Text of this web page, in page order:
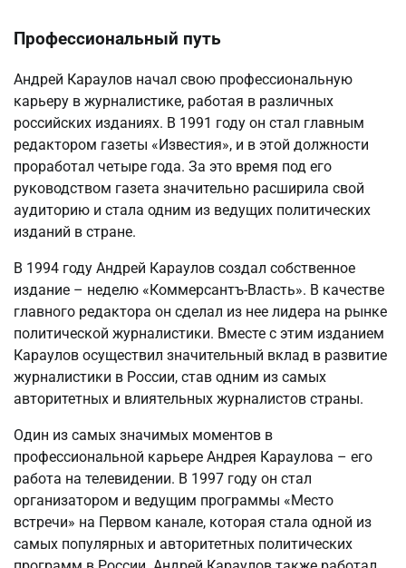
Профессиональный путь
Андрей Караулов начал свою профессиональную
карьеру в журналистике, работая в различных
российских изданиях. В 1991 году он стал главным
редактором газеты «Известия», и в этой должности
проработал четыре года. За это время под его
руководством газета значительно расширила свой
аудиторию и стала одним из ведущих политических
изданий в стране.
В 1994 году Андрей Караулов создал собственное
издание – неделю «Коммерсантъ-Власть». В качестве
главного редактора он сделал из нее лидера на рынке
политической журналистики. Вместе с этим изданием
Караулов осуществил значительный вклад в развитие
журналистики в России, став одним из самых
авторитетных и влиятельных журналистов страны.
Один из самых значимых моментов в
профессиональной карьере Андрея Караулова – его
работа на телевидении. В 1997 году он стал
организатором и ведущим программы «Место
встречи» на Первом канале, которая стала одной из
самых популярных и авторитетных политических